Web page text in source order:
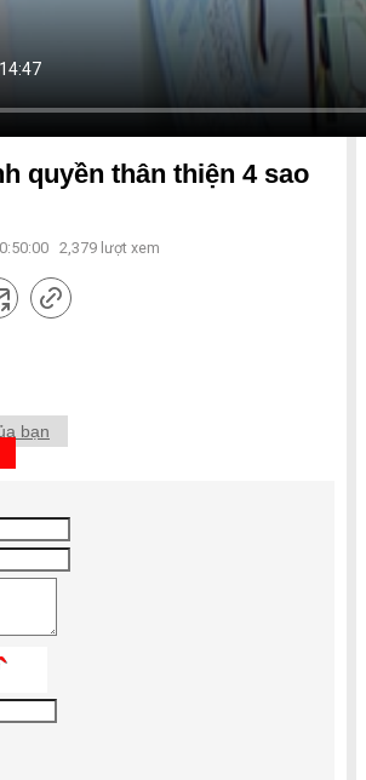
quyền thân thiện 4 sao
2,379 lượt xem
bạn